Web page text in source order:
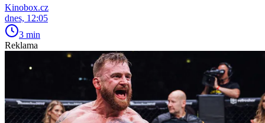
Kinobox.cz
dnes, 12:05
3 min
Reklama